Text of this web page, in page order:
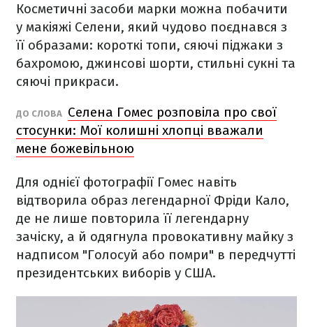
Косметичні засоби марки можна побачити
у макіяжі Селени, який чудово поєднався з
її образами: короткі топи, сяючі піджаки з
бахромою, джинсові шорти, стильні сукні та
сяючі прикраси.
ДО СЛОВА Селена Гомес розповіла про свої
стосунки: Мої колишні хлопці вважали
мене божевільною
Для однієї фотографії Гомес навіть
відтворила образ легендарної Фріди Кало,
де не лише повторила її легендарну
зачіску, а й одягнула провокативну майку з
надписом "Голосуй або помри" в передчутті
президентських виборів у США.